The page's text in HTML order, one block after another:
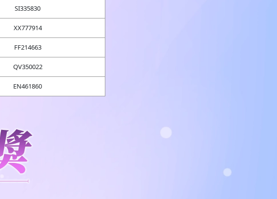
SI335830
XX777914
FF214663
QV350022
EN461860